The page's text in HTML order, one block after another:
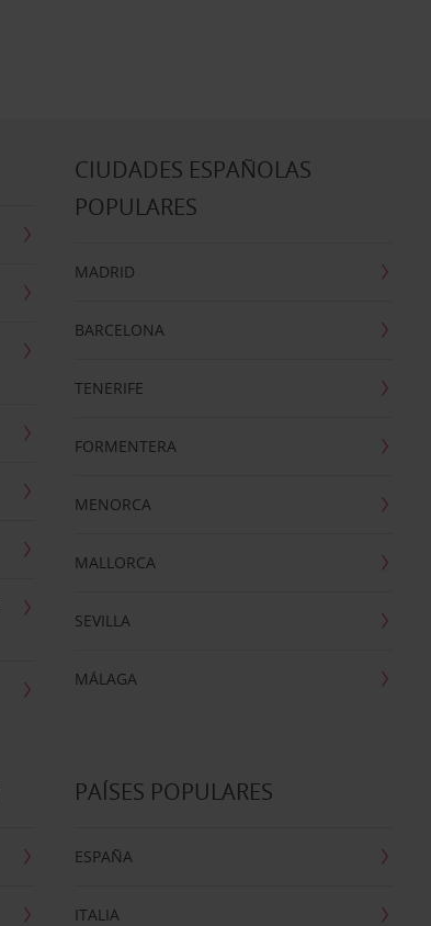
CIUDADES ESPAÑOLAS
POPULARES
MADRID
BARCELONA
TENERIFE
FORMENTERA
MENORCA
MALLORCA
SEVILLA
MÁLAGA
PAÍSES POPULARES
ESPAÑA
ITALIA